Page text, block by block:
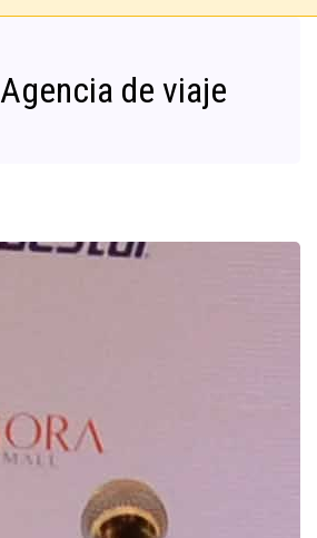
Agencia de viaje